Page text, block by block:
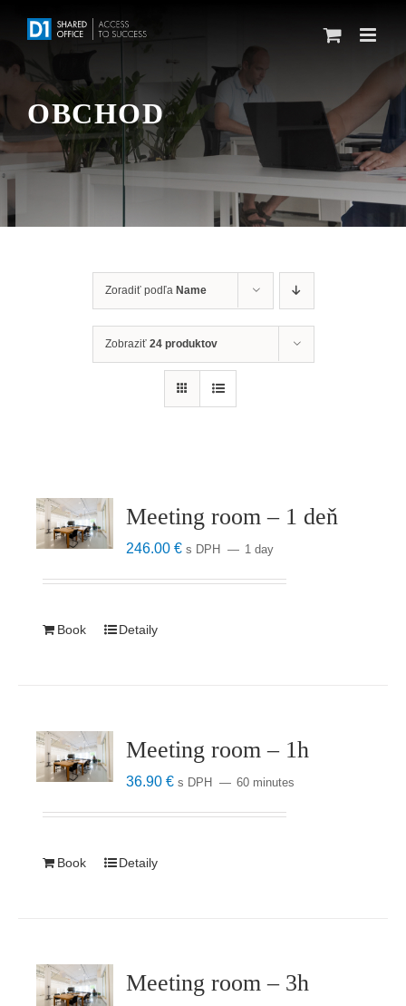
OBCHOD
Zoradiť podľa Name
Zobraziť 24 produktov
Meeting room – 1 deň
246.00€ s DPH 1 day
Book Detaily
Meeting room – 1h
36.90€ s DPH 60 minutes
Book Detaily
Meeting room – 3h